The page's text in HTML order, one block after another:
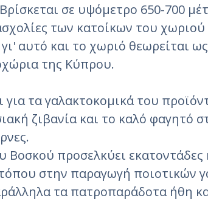
σε υψόμετρο 650-700
των κατοίκων του χωριού
αυτό και το χωριό θεωρείται
της Κύπρου.
για τα γαλακτοκομικά του
ζιβανία και το καλό φαγητό
Βοσκού προσελκύει
στην παραγωγή ποιοτικών
τα πατροπαράδοτα ήθη